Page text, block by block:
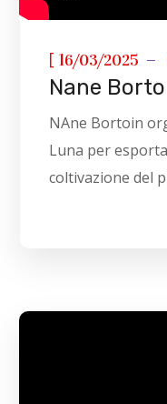
[16/03/2025
Nane
NAne Bortoin
Luna per
coltivazione del